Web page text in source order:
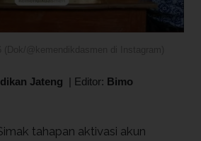
Jateng | Editor: Bimo
tahapan aktivasi akun